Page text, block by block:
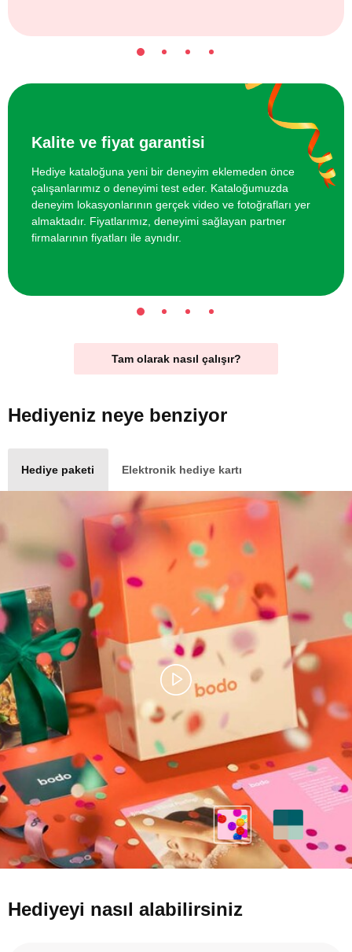
Kalite ve fiyat garantisi
Hediye kataloğuna yeni bir deneyim eklemeden önce
çalışanlarımız o deneyimi test eder. Kataloğumuzda
deneyim lokasyonlarının gerçek video ve fotoğrafları yer
almaktadır. Fiyatlarımız, deneyimi sağlayan partner
firmalarının fiyatları ile aynıdır.
Tam olarak nasıl çalışır?
Hediyeniz neye benziyor
Hediye paketi Elektronik hediye kartı
Hediyeyi nasıl alabilirsiniz